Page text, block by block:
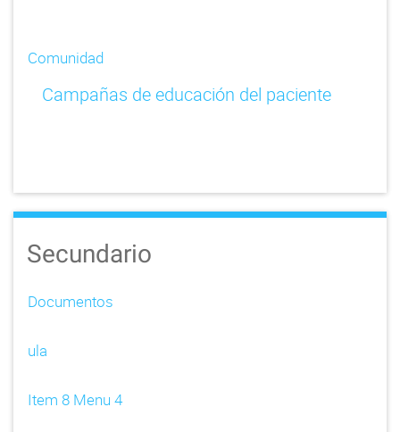
Comunidad
Campañas de educación del paciente
Secundario
Documentos
ula
Item 8 Menu 4